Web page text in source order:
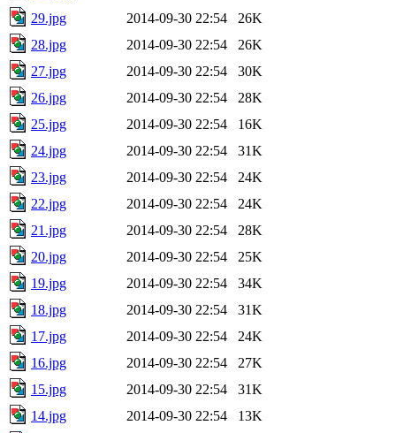
29.jpg
2014-09-30 22:54
26K
28.jpg
2014-09-30 22:54
26K
27.jpg
2014-09-30 22:54
30K
26.jpg
2014-09-30 22:54
28K
25.jpg
2014-09-30 22:54
16K
24.jpg
2014-09-30 22:54
31K
23.jpg
2014-09-30 22:54
24K
22.jpg
2014-09-30 22:54
24K
21.jpg
2014-09-30 22:54
28K
20.jpg
2014-09-30 22:54
25K
19.jpg
2014-09-30 22:54
34K
18.jpg
2014-09-30 22:54
31K
17.jpg
2014-09-30 22:54
24K
16.jpg
2014-09-30 22:54
27K
15.jpg
2014-09-30 22:54
31K
14.jpg
2014-09-30 22:54
13K